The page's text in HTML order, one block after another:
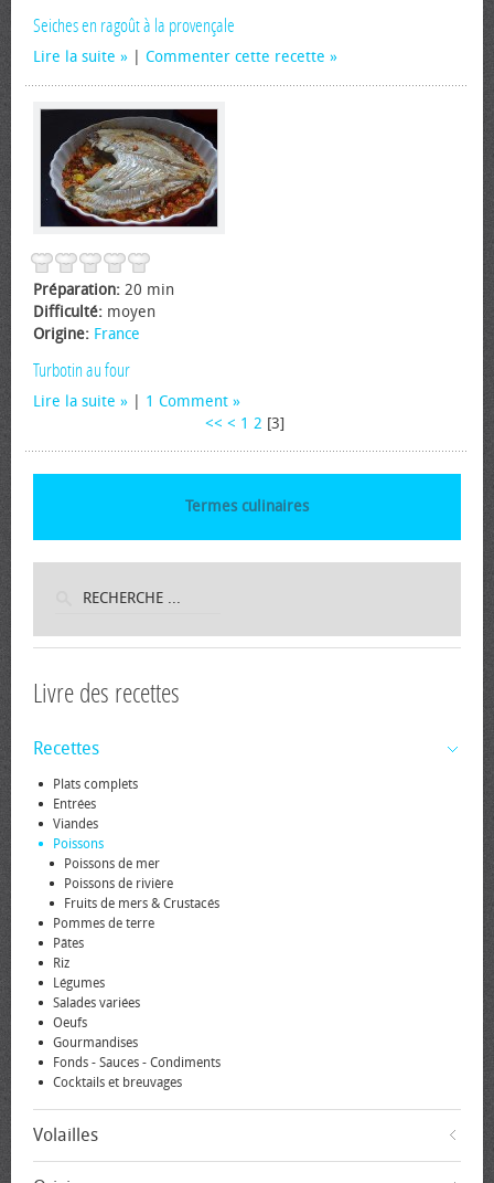
Seiches en ragoût à la provençale
Lire la suite Commenter cette recette
Préparation: 20 min
Difficulté: moyen
Origine: France
Turbotin au four
Lire la suite
1 Comment
<< < 1 2 [3]
Termes culinaires
Livre des recettes
Recettes
Plats complets
Entrées
Viandes
Poissons
Poissons de mer
Poissons de rivière
Fruits de mers & Crustacés
Pommes de terre
Pâtes
Riz
Légumes
Salades variées
Oeufs
Gourmandises
Fonds - Sauces - Condiments
Cocktails et breuvages
Volailles